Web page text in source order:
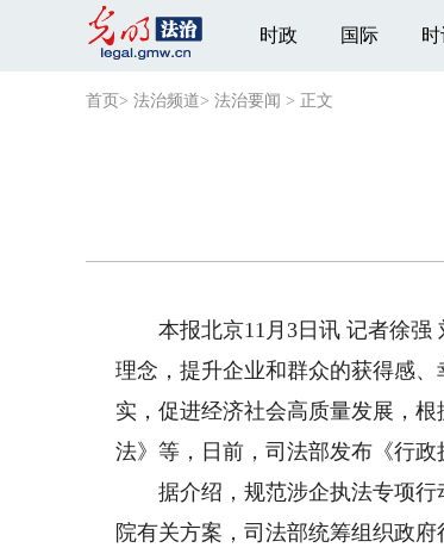
时政 国际
首页 > 法治频道> 法治要闻 > 正文
本报北京11月3日讯 记者徐强
理念，提升企业和群众的获得感
实，促进经济社会高质量发展，
法》等，日前，司法部发布《行政
据介绍，规范涉企执法专项行
院有关方案，司法部统筹组织政